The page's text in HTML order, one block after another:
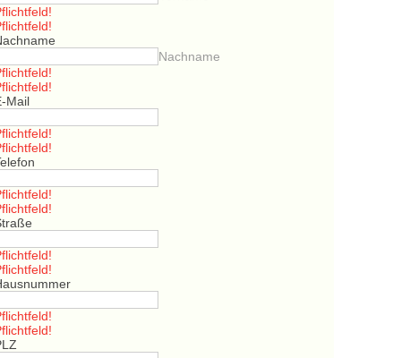
Nachname
Mail